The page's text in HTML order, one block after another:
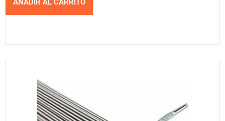
AÑADIR AL CARRITO